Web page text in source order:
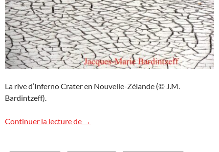
La rive d’Inferno Crater en Nouvelle-Zélande (© J.M.
Bardintzeff).
Continuer la lecture de Inferno Crater, Nouvelle-Zélande
→